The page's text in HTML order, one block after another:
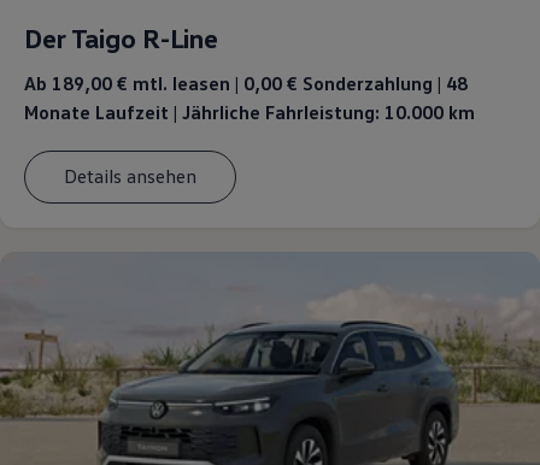
Lifestyle
Familie
Elektromobilität
Volkswagen R
Pannen- und Unfallhilfe
Volkswagen Kundenbetreuung
Der Taigo R-Line
Ab 189,00 € mtl. leasen | 0,00 € Sonderzahlung | 48
Monate Laufzeit | Jährliche Fahrleistung: 10.000 km
Details ansehen